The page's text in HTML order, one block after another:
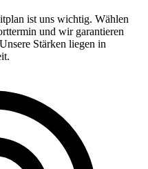
ist uns wichtig. Wählen
und wir garantieren
Stärken liegen in